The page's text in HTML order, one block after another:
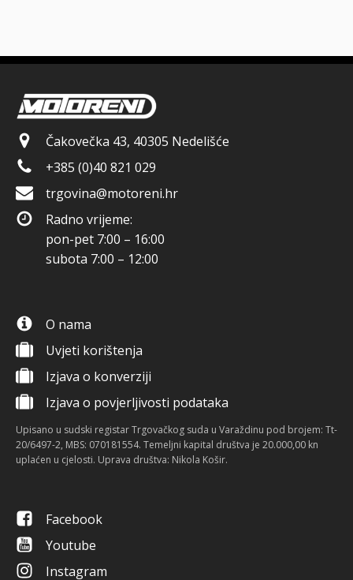
Čakovečka 43, 40305 Nedelišće
+385 (0)40 821 029
trgovina@motoreni.hr
Radno vrijeme:
pon-pet 7:00 – 16:00
subota 7:00 – 12:00
O nama
Uvjeti korištenja
Izjava o konverziji
Izjava o povjerljivosti podataka
Upisano u sudski registar Trgovačkog suda u Varaždinu pod brojem: Tt-
20/6497-2, MBS: 070181554. Temeljni kapital društva je 20.000,00 kn
uplaćen u cjelosti. Uprava društva: Nikola Košir.
Facebook
Youtube
Instagram